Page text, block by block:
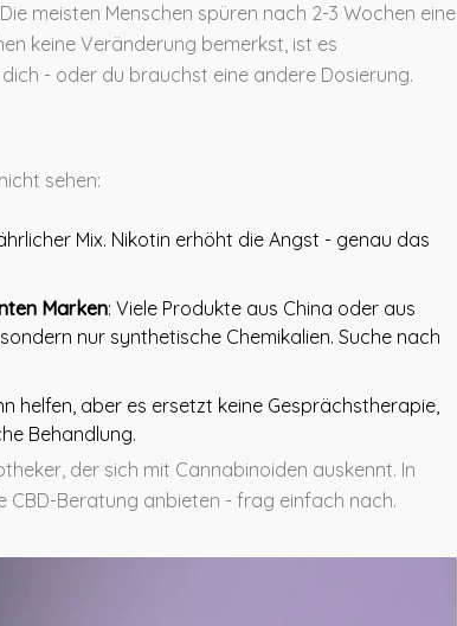
meisten Menschen spüren nach 2-3 Wochen eine
keine Veränderung bemerkst, ist es
- oder du brauchst eine andere Dosierung.
sehen:
Mix. Nikotin erhöht die Angst - genau das
Marken: Viele Produkte aus China oder aus
nur synthetische Chemikalien. Suche nach
helfen, aber es ersetzt keine Gesprächstherapie,
Behandlung.
der sich mit Cannabinoiden auskennt. In
CBD-Beratung anbieten - frag einfach nach.